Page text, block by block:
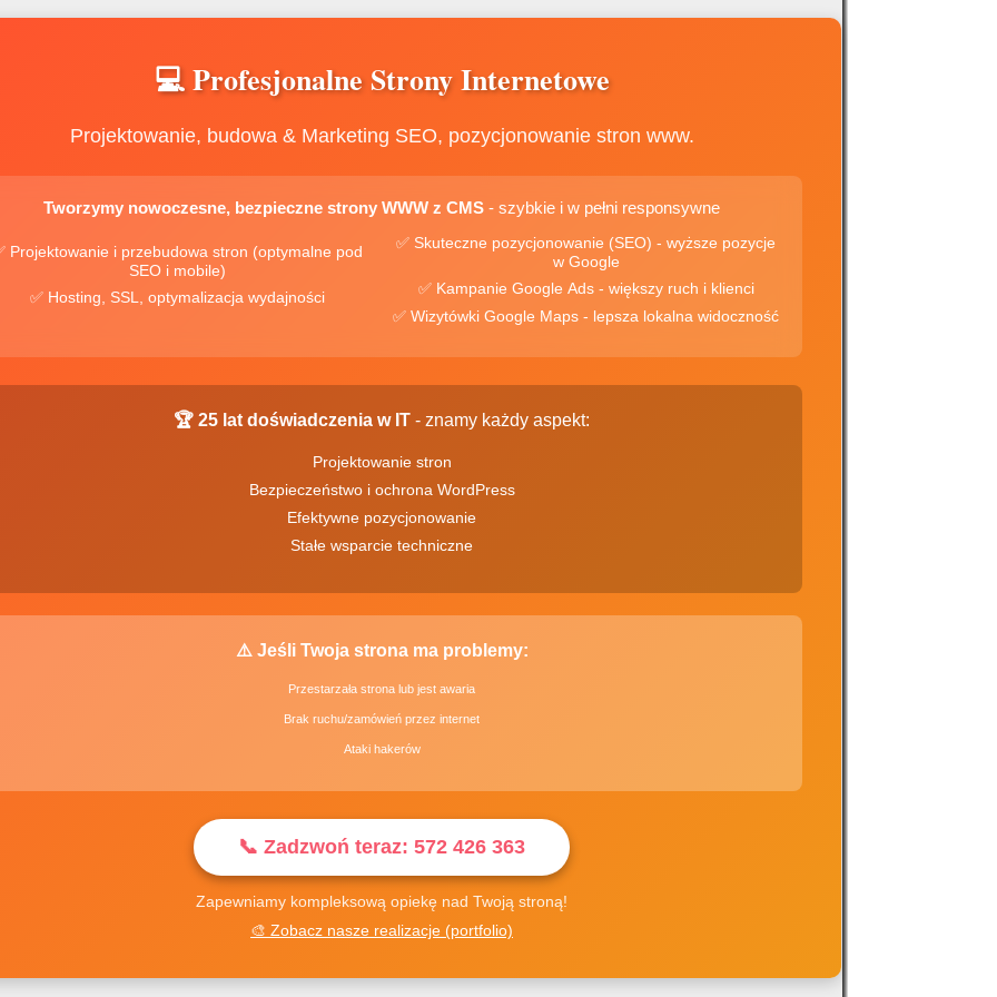
💻 Profesjonalne Strony Internetowe
Projektowanie, budowa & Marketing SEO, pozycjonowanie stron www.
Tworzymy nowoczesne, bezpieczne strony WWW z CMS - szybkie i w pełni responsywne
Projektowanie i przebudowa stron (optymalne pod
SEO i mobile)
✅ Hosting, SSL, optymalizacja wydajności
✅ Skuteczne pozycjonowanie (SEO) - wyższe pozycje
w Google
✅ Kampanie Google Ads - większy ruch i klienci
✅ Wizytówki Google Maps - lepsza lokalna widoczność
🏆 25 lat doświadczenia w IT - znamy każdy aspekt:
Projektowanie stron
Bezpieczeństwo i ochrona WordPress
Efektywne pozycjonowanie
Stałe wsparcie techniczne
⚠️ Jeśli Twoja strona ma problemy:
Przestarzała strona lub jest awaria
Brak ruchu/zamówień przez internet
Ataki hakerów
📞 Zadzwoń teraz: 572 426 363
Zapewniamy kompleksową opiekę nad Twoją stroną!
🎨 Zobacz nasze realizacje (portfolio)